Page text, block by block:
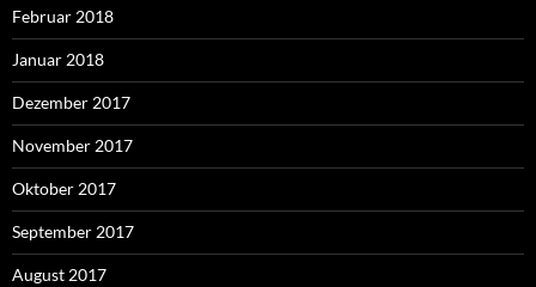
Februar 2018
Januar 2018
Dezember 2017
November 2017
Oktober 2017
September 2017
August 2017